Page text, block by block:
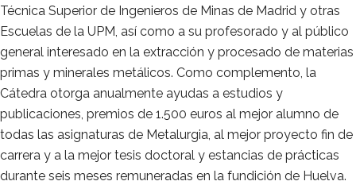
Técnica Superior de Ingenieros de Minas de Madrid y otras
Escuelas de la UPM, así como a su profesorado y al público
general interesado en la extracción y procesado de materias
primas y minerales metálicos. Como complemento, la
Cátedra otorga anualmente ayudas a estudios y
publicaciones, premios de 1.500 euros al mejor alumno de
todas las asignaturas de Metalurgia, al mejor proyecto fin de
carrera y a la mejor tesis doctoral y estancias de prácticas
durante seis meses remuneradas en la fundición de Huelva.